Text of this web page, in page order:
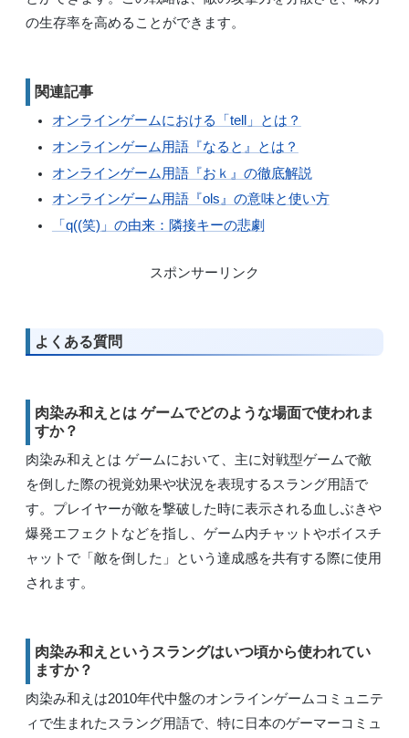
の生存率を高めることができます。
関連記事
オンラインゲームにおける「tell」とは？
オンラインゲーム用語『なると』とは？
オンラインゲーム用語『おｋ』の徹底解説
オンラインゲーム用語『ols』の意味と使い方
「q((笑)」の由来：隣接キーの悲劇
スポンサーリンク
よくある質問
肉染み和えとは ゲームでどのような場面で使われま
すか？
肉染み和えとは ゲームにおいて、主に対戦型ゲームで敵
を倒した際の視覚効果や状況を表現するスラング用語で
す。プレイヤーが敵を撃破した時に表示される血しぶきや
爆発エフェクトなどを指し、ゲーム内チャットやボイスチ
ャットで「敵を倒した」という達成感を共有する際に使用
されます。
肉染み和えというスラングはいつ頃から使われてい
ますか？
肉染み和えは2010年代中盤のオンラインゲームコミュニテ
ィで生まれたスラング用語で、特に日本のゲーマーコミュ